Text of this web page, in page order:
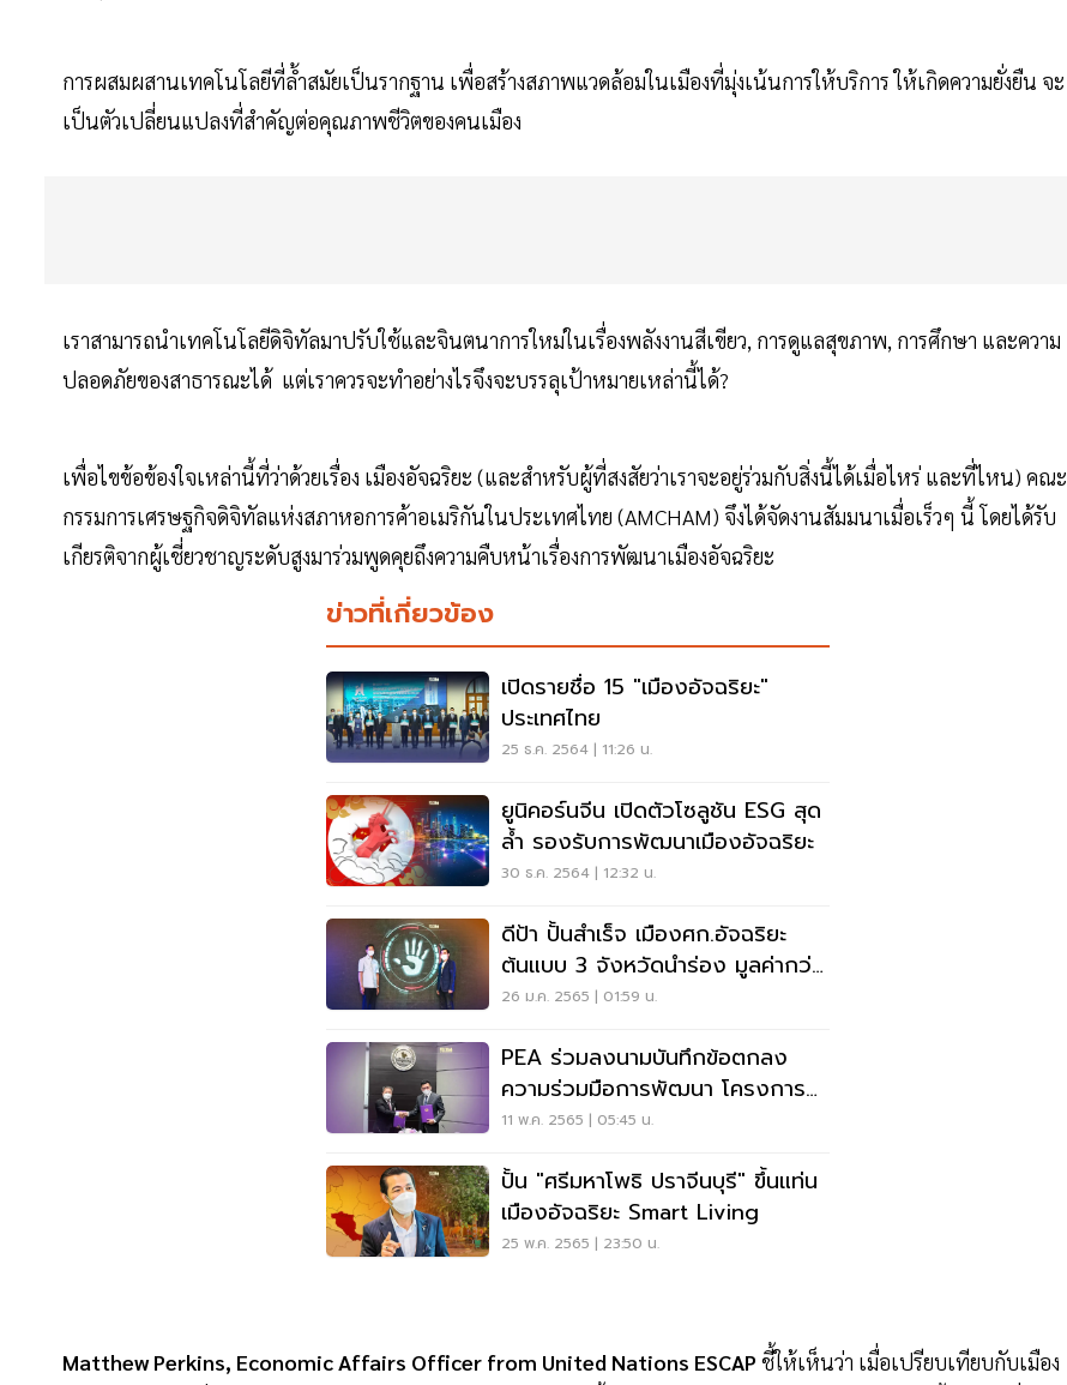
การผสมผสานเทคโนโลยีที่ล้ำสมัยเป็นรากฐาน เพื่อสร้างสภาพแวดล้อมในเมืองที่มุ่งเน้นการให้บริการ ให้เกิดความยั่งยืน จะ
เป็นตัวเปลี่ยนแปลงที่สำคัญต่อคุณภาพชีวิตของคนเมือง
เราสามารถนำเทคโนโลยีดิจิทัลมาปรับใช้และจินตนาการใหม่ในเรื่องพลังงานสีเขียว, การดูแลสุขภาพ, การศึกษา และความ
ปลอดภัยของสาธารณะได้ แต่เราควรจะทำอย่างไรจึงจะบรรลุเป้าหมายเหล่านี้ได้?
เพื่อไขข้อข้องใจเหล่านี้ที่ว่าด้วยเรื่อง เมืองอัจฉริยะ (และสำหรับผู้ที่สงสัยว่าเราจะอยู่ร่วมกับสิ่งนี้ได้เมื่อไหร่ และที่ไหน) คณะ
กรรมการเศรษฐกิจดิจิทัลแห่งสภาหอการค้าอเมริกันในประเทศไทย (AMCHAM) จึงได้จัดงานสัมมนาเมื่อเร็วๆ นี้ โดยได้รับ
เกียรติจากผู้เชี่ยวชาญระดับสูงมาร่วมพูดคุยถึงความคืบหน้าเรื่องการพัฒนาเมืองอัจฉริยะ
ข่าวที่เกี่ยวข้อง
เปิดรายชื่อ 15 "เมืองอัจฉริยะ"
ประเทศไทย
25 ธ.ค. 2564 | 11:26 น.
ยูนิคอร์นจีน เปิดตัวโซลูชัน ESG สุด
ล้ำ รองรับการพัฒนาเมืองอัจฉริยะ
30 ธ.ค. 2564 | 12:32 น.
ดีป้า ปั้นสำเร็จ เมืองศก.อัจฉริยะ
ต้นแบบ 3 จังหวัดนำร่อง มูลค่ากว่า
27 ล้าน
26 ม.ค. 2565 | 01:59 น.
PEA ร่วมลงนามบันทึกข้อตกลง
ความร่วมมือการพัฒนา โครงการ
เมืองอัจฉริยะ (Smart City) ในพื้นที่
11 พ.ค. 2565 | 05:45 น.
ปั้น "ศรีมหาโพธิ ปราจีนบุรี" ขึ้นแท่น
เมืองอัจฉริยะ Smart Living
25 พ.ค. 2565 | 23:50 น.
Matthew Perkins, Economic Affairs Officer from United Nations ESCAP ชี้ให้เห็นว่า เมื่อเปรียบเทียบกับเมือง